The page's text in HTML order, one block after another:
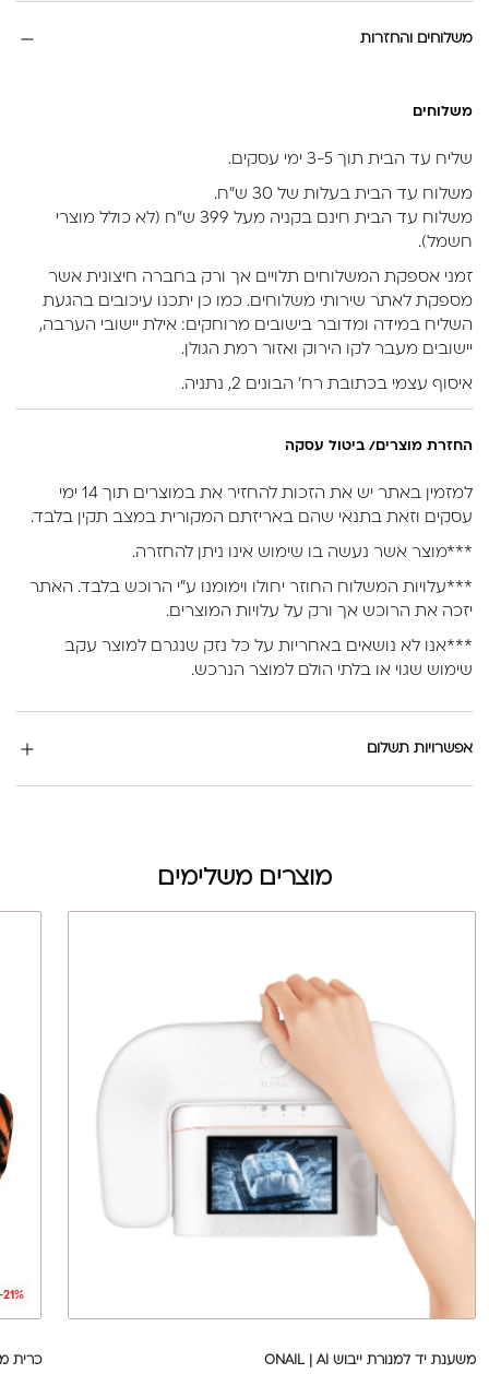
משלוחים והחזרות
משלוחים
שליח עד הבית תוך 3-5 ימי עסקים.
משלוח עד הבית בעלות של 30 ש״ח.
משלוח עד הבית חינם בקניה מעל 399 ש״ח (לא כולל מוצרי
חשמל).
זמני אספקת המשלוחים תלויים אך ורק בחברה חיצונית אשר
מספקת לאתר שירותי משלוחים. כמו כן יתכנו עיכובים בהגעת
השליח במידה ומדובר בישובים מרוחקים: אילת יישובי הערבה,
יישובים מעבר לקו הירוק ואזור רמת הגולן.
איסוף עצמי בכתובת רח’ הבונים 2, נתניה.
החזרת מוצרים/ ביטול עסקה
למזמין באתר יש את הזכות להחזיר את במוצרים תוך 14 ימי
עסקים וזאת בתנאי שהם באריזתם המקורית במצב תקין בלבד.
***מוצר אשר נעשה בו שימוש אינו ניתן להחזרה.
***עלויות המשלוח החוזר יחולו וימומנו ע”י הרוכש בלבד. האתר
יזכה את הרוכש אך ורק על עלויות המוצרים.
***אנו לא נושאים באחריות על כל נזק שנגרם למוצר עקב
שימוש שגוי או בלתי הולם למוצר הנרכש.
אפשרויות תשלום
מוצרים משלימים
משענת יד למנורת ייבוש ONAIL | AI כרית